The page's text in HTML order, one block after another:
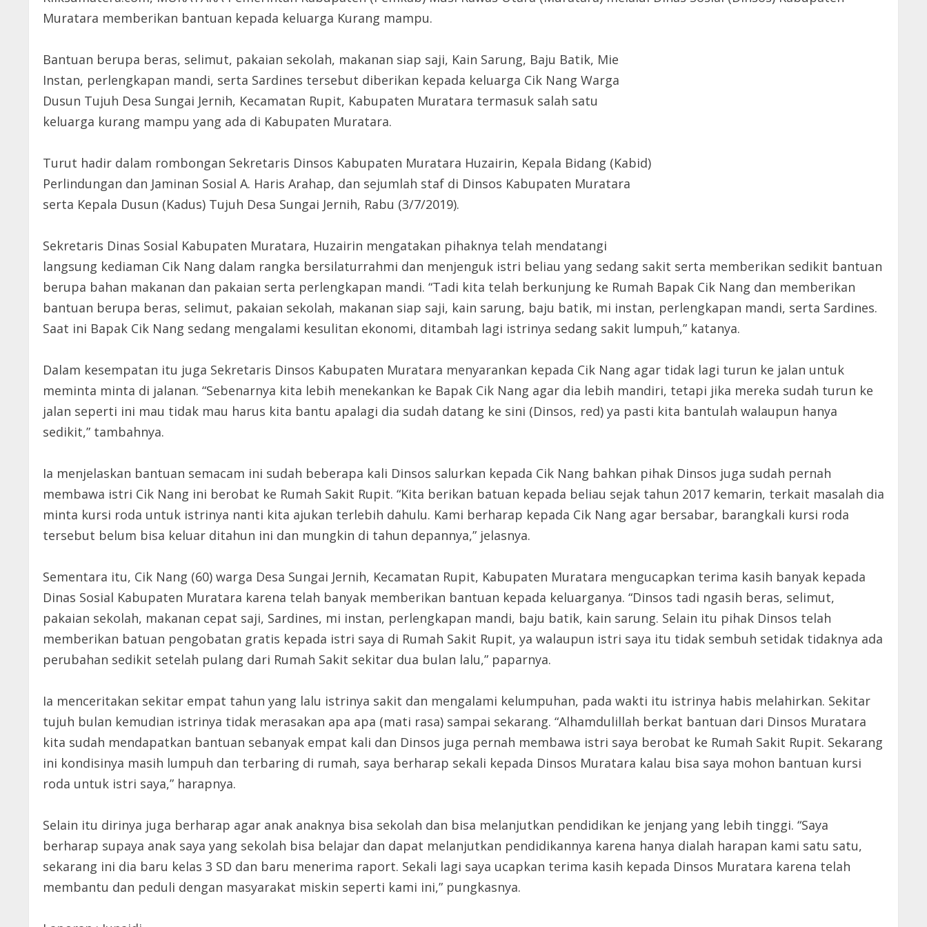
Muratara memberikan bantuan kepada keluarga Kurang mampu.
Bantuan berupa beras, selimut, pakaian sekolah, makanan siap saji, Kain Sarung, Baju Batik, Mie
Instan, perlengkapan mandi, serta Sardines tersebut diberikan kepada keluarga Cik Nang Warga
Dusun Tujuh Desa Sungai Jernih, Kecamatan Rupit, Kabupaten Muratara termasuk salah satu
keluarga kurang mampu yang ada di Kabupaten Muratara.
Turut hadir dalam rombongan Sekretaris Dinsos Kabupaten Muratara Huzairin, Kepala Bidang (Kabid)
Perlindungan dan Jaminan Sosial A. Haris Arahap, dan sejumlah staf di Dinsos Kabupaten Muratara
serta Kepala Dusun (Kadus) Tujuh Desa Sungai Jernih, Rabu (3/7/2019).
Sekretaris Dinas Sosial Kabupaten Muratara, Huzairin mengatakan pihaknya telah mendatangi
langsung kediaman Cik Nang dalam rangka bersilaturrahmi dan menjenguk istri beliau yang sedang sakit serta memberikan sedikit bantuan
berupa bahan makanan dan pakaian serta perlengkapan mandi. “Tadi kita telah berkunjung ke Rumah Bapak Cik Nang dan memberikan
bantuan berupa beras, selimut, pakaian sekolah, makanan siap saji, kain sarung, baju batik, mi instan, perlengkapan mandi, serta Sardines.
Saat ini Bapak Cik Nang sedang mengalami kesulitan ekonomi, ditambah lagi istrinya sedang sakit lumpuh,” katanya.
Dalam kesempatan itu juga Sekretaris Dinsos Kabupaten Muratara menyarankan kepada Cik Nang agar tidak lagi turun ke jalan untuk
meminta minta di jalanan. “Sebenarnya kita lebih menekankan ke Bapak Cik Nang agar dia lebih mandiri, tetapi jika mereka sudah turun ke
jalan seperti ini mau tidak mau harus kita bantu apalagi dia sudah datang ke sini (Dinsos, red) ya pasti kita bantulah walaupun hanya
sedikit,” tambahnya.
Ia menjelaskan bantuan semacam ini sudah beberapa kali Dinsos salurkan kepada Cik Nang bahkan pihak Dinsos juga sudah pernah
membawa istri Cik Nang ini berobat ke Rumah Sakit Rupit. “Kita berikan batuan kepada beliau sejak tahun 2017 kemarin, terkait masalah dia
minta kursi roda untuk istrinya nanti kita ajukan terlebih dahulu. Kami berharap kepada Cik Nang agar bersabar, barangkali kursi roda
tersebut belum bisa keluar ditahun ini dan mungkin di tahun depannya,” jelasnya.
Sementara itu, Cik Nang (60) warga Desa Sungai Jernih, Kecamatan Rupit, Kabupaten Muratara mengucapkan terima kasih banyak kepada
Dinas Sosial Kabupaten Muratara karena telah banyak memberikan bantuan kepada keluarganya. “Dinsos tadi ngasih beras, selimut,
pakaian sekolah, makanan cepat saji, Sardines, mi instan, perlengkapan mandi, baju batik, kain sarung. Selain itu pihak Dinsos telah
memberikan batuan pengobatan gratis kepada istri saya di Rumah Sakit Rupit, ya walaupun istri saya itu tidak sembuh setidak tidaknya ada
perubahan sedikit setelah pulang dari Rumah Sakit sekitar dua bulan lalu,” paparnya.
Ia menceritakan sekitar empat tahun yang lalu istrinya sakit dan mengalami kelumpuhan, pada wakti itu istrinya habis melahirkan. Sekitar
tujuh bulan kemudian istrinya tidak merasakan apa apa (mati rasa) sampai sekarang. “Alhamdulillah berkat bantuan dari Dinsos Muratara
kita sudah mendapatkan bantuan sebanyak empat kali dan Dinsos juga pernah membawa istri saya berobat ke Rumah Sakit Rupit. Sekarang
ini kondisinya masih lumpuh dan terbaring di rumah, saya berharap sekali kepada Dinsos Muratara kalau bisa saya mohon bantuan kursi
roda untuk istri saya,” harapnya.
Selain itu dirinya juga berharap agar anak anaknya bisa sekolah dan bisa melanjutkan pendidikan ke jenjang yang lebih tinggi. “Saya
berharap supaya anak saya yang sekolah bisa belajar dan dapat melanjutkan pendidikannya karena hanya dialah harapan kami satu satu,
sekarang ini dia baru kelas 3 SD dan baru menerima raport. Sekali lagi saya ucapkan terima kasih kepada Dinsos Muratara karena telah
membantu dan peduli dengan masyarakat miskin seperti kami ini,” pungkasnya.